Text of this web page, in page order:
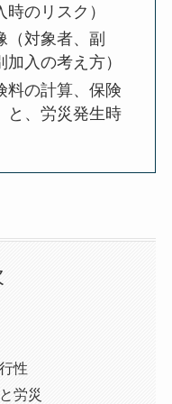
のリスク）
（対象者、副
入の考え方）
料の計算、保険
と、労災発生時
性
労災